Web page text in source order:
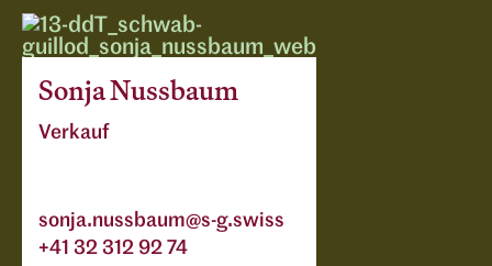
Sonja Nussbaum
Verkauf
sonja.nussbaum@s-g.swiss
+41 32 312 92 74